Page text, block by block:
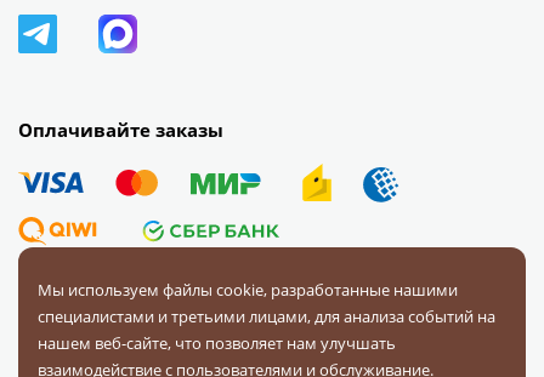
Оплачивайте заказы
© 2008 — 2026 Первая Фурнитурная Компания.Все права
защищены.
Мы используем файлы cookie, разработанные нашими
специалистами и третьими лицами, для анализа событий на
нашем веб-сайте, что позволяет нам улучшать
взаимодействие с пользователями и обслуживание.